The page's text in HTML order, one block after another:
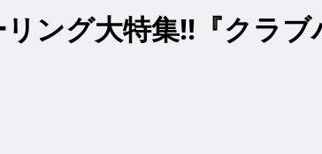
ング大特集!!『クラブ